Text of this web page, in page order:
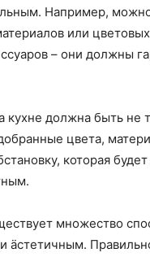
Например,
или
– они должны
кухне должна быть не
цвета,
которая будет
множество
äстетичным.